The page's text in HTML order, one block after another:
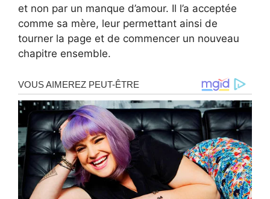
et non par un manque d’amour. Il l’a acceptée
comme sa mère, leur permettant ainsi de
tourner la page et de commencer un nouveau
chapitre ensemble.